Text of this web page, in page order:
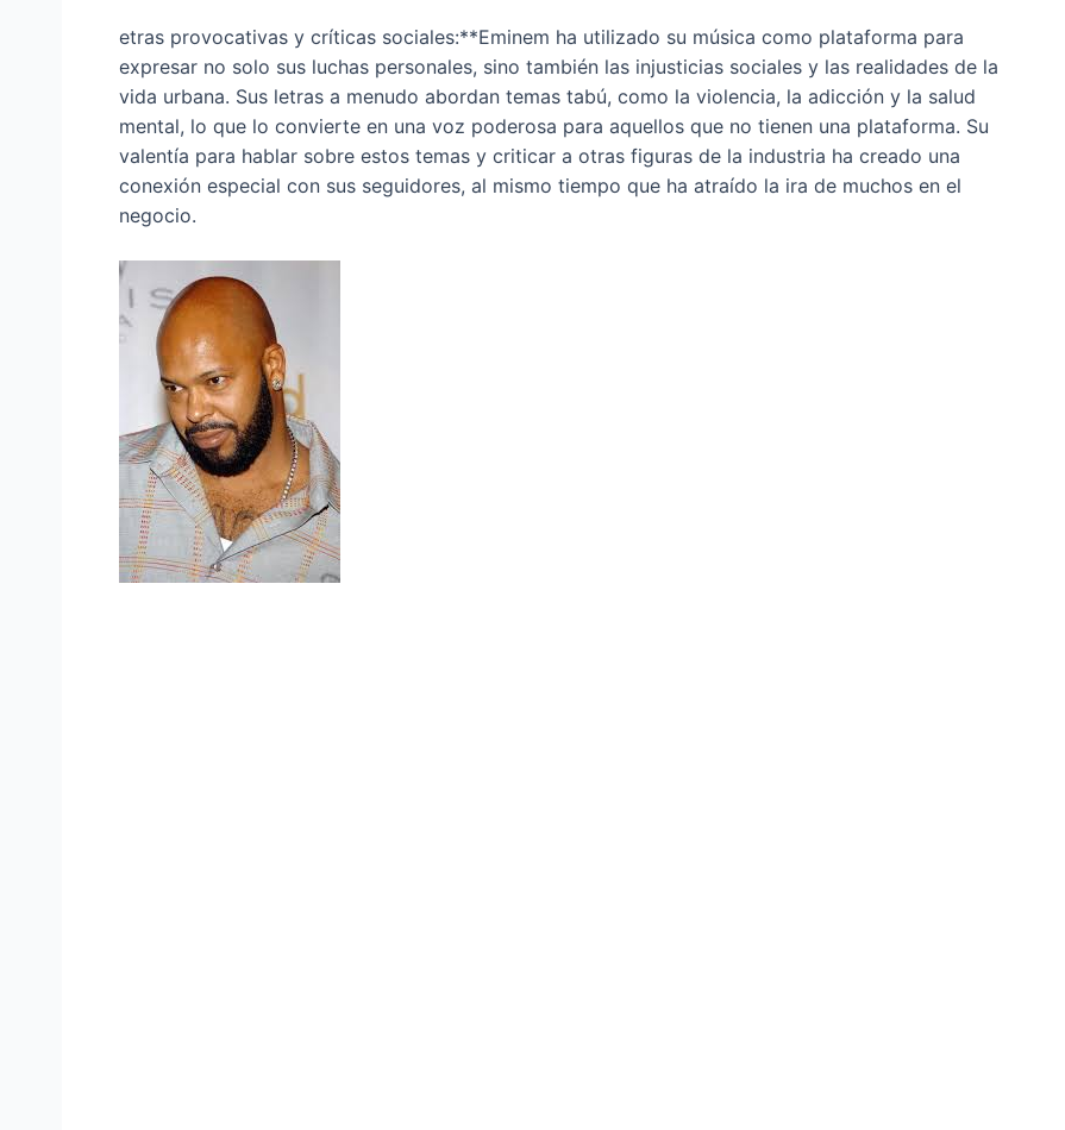
etras provocativas y críticas sociales:**Eminem ha utilizado su música como plataforma para
expresar no solo sus luchas personales, sino también las injusticias sociales y las realidades de la
vida urbana. Sus letras a menudo abordan temas tabú, como la violencia, la adicción y la salud
mental, lo que lo convierte en una voz poderosa para aquellos que no tienen una plataforma. Su
valentía para hablar sobre estos temas y criticar a otras figuras de la industria ha creado una
conexión especial con sus seguidores, al mismo tiempo que ha atraído la ira de muchos en el
negocio.